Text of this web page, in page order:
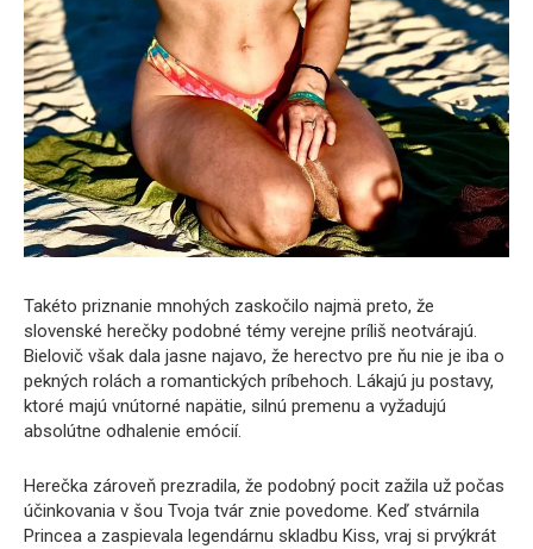
Takéto priznanie mnohých zaskočilo najmä preto, že
slovenské herečky podobné témy verejne príliš neotvárajú.
Bielovič však dala jasne najavo, že herectvo pre ňu nie je iba o
pekných rolách a romantických príbehoch. Lákajú ju postavy,
ktoré majú vnútorné napätie, silnú premenu a vyžadujú
absolútne odhalenie emócií.
Herečka zároveň prezradila, že podobný pocit zažila už počas
účinkovania v šou Tvoja tvár znie povedome. Keď stvárnila
Princea a zaspievala legendárnu skladbu Kiss, vraj si prvýkrát